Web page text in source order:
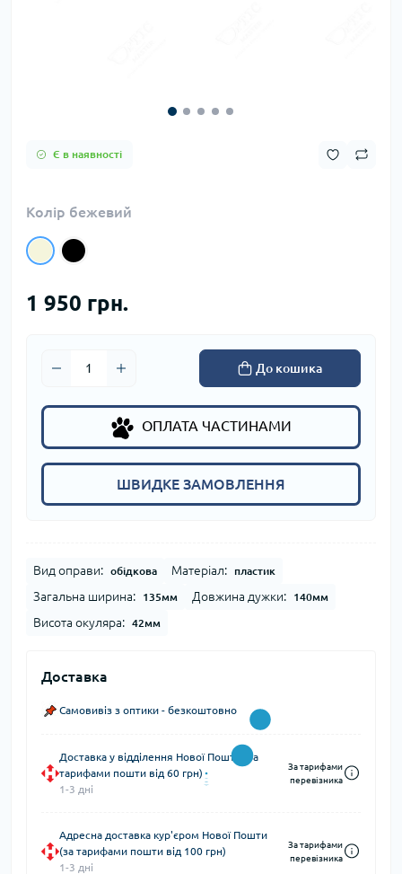
Є в наявності
Колір бежевий
1 950 грн.
До кошика
ОПЛАТА ЧАСТИНАМИ
ШВИДКЕ ЗАМОВЛЕННЯ
Вид оправи: обідкова Матеріал: пластик
Загальна ширина: 135мм Довжина дужки: 140мм
Висота окуляра: 42мм
Доставка
Самовивіз з оптики - безкоштовно
Доставка у відділення Нової Пошти (за
тарифами пошти від 60 грн)
1-3 дні
За тарифами
перевізника
Адресна доставка кур'єром Нової Пошти
(за тарифами пошти від 100 грн)
1-3 дні
За тарифами
перевізника